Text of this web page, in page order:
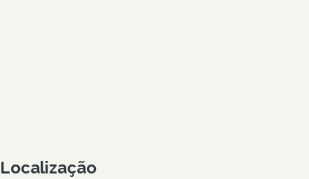
Localização